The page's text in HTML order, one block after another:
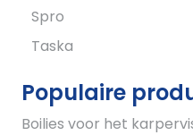
Spro
Taska
Populaire
Boilies voor het